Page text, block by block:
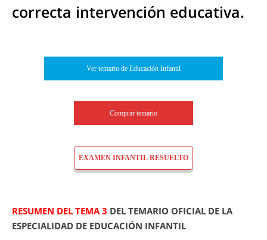
correcta intervención educativa.
Ver temario de Educación Infantil
Comprar temario
EXAMEN INFANTIL RESUELTO
RESUMEN DEL TEMA 3 DEL TEMARIO OFICIAL DE LA
ESPECIALIDAD DE EDUCACIÓN INFANTIL